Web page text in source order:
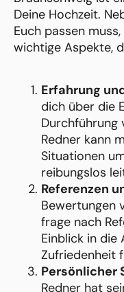
Deine Hochzeit.
Euch passen
wichtige Aspekte,
Erfahrung
dich über die
Durchführung
Redner kann
Situationen
reibungslos
Referenzen
Bewertungen
frage nach
Einblick in die
Zufriedenheit
Persönlicher
Redner hat